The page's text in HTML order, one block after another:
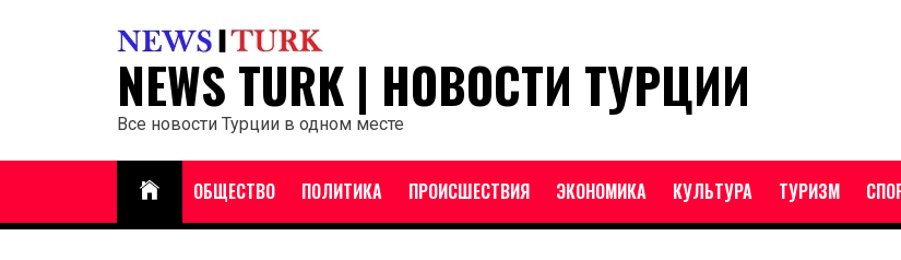
NEWS TURK | НОВОСТИ ТУРЦИИ
Все новости Турции в одном месте
ОБЩЕСТВО ПОЛИТИКА ПРОИСШЕСТВИЯ ЭКОНОМИКА КУЛЬТУРА ТУРИЗМ